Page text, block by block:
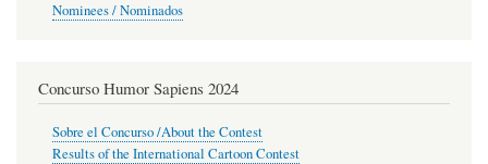
Nominees / Nominados
Concurso Humor Sapiens 2024
Sobre el Concurso /About the Contest
Results of the International Cartoon Contest